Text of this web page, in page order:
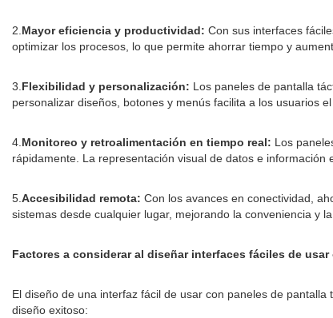
2.Mayor eficiencia y productividad: Con sus interfaces
optimizar los procesos, lo que permite ahorrar tiempo y
3.Flexibilidad y personalización: Los paneles de pantalla
personalizar diseños, botones y menús facilita a los usuarios
4.Monitoreo y retroalimentación en tiempo real: Los
rápidamente. La representación visual de datos e
5.Accesibilidad remota: Con los avances en conectividad,
sistemas desde cualquier lugar, mejorando la conveniencia y
Factores a considerar al diseñar interfaces fáciles de
El diseño de una interfaz fácil de usar con paneles de
diseño exitoso: